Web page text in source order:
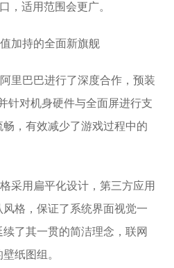
，适用范围会更广。
里巴巴进行了深度合作，预装
针对机身硬件与全面屏进行支
，有效减少了游戏过程中的
采用扁平化设计，第三方应用
格，保证了系统界面视觉一
了其一贯的简洁理念，联网
纸图组。